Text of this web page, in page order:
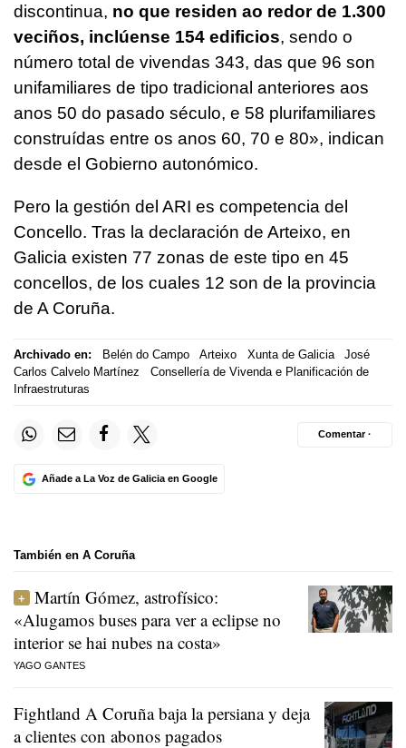
discontinua, no que residen ao redor de 1.300
veciños, inclúense 154 edificios, sendo o
número total de vivendas 343, das que 96 son
unifamiliares de tipo tradicional anteriores aos
anos 50 do pasado século, e 58 plurifamiliares
construídas entre os anos 60, 70 e 80», indican
desde el Gobierno autonómico.
Pero la gestión del ARI es competencia del
Concello. Tras la declaración de Arteixo, en
Galicia existen 77 zonas de este tipo en 45
concellos, de los cuales 12 son de la provincia
de A Coruña.
Archivado en: Belén do Campo Arteixo Xunta de Galicia
José
Carlos Calvelo Martínez
Consellería de Vivenda e Planificación de
Infraestruturas
Añade a La Voz de Galicia en Google
Comentar ·
También en A Coruña
Martín Gómez, astrofísico:
«Alugamos buses para ver a eclipse no
interior se hai nubes na costa»
YAGO GANTES
Fightland A Coruña baja la persiana y deja
a clientes con abonos pagados